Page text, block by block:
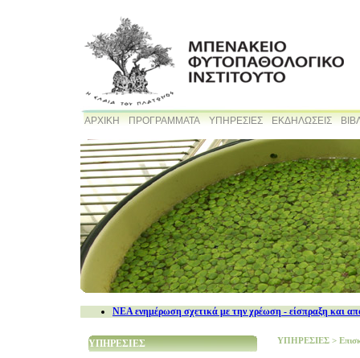
ΑΡΧΙΚΗ ΠΡΟΓΡΑΜΜΑΤΑ ΥΠΗΡΕΣΙΕΣ ΕΚΔΗΛΩΣΕΙΣ
NEA ενημέρωση σχετικά με την χρέωση - είσπραξη και
ΥΠΗΡΕΣΙΕΣ ΥΠΗΡΕΣΙΕΣ >